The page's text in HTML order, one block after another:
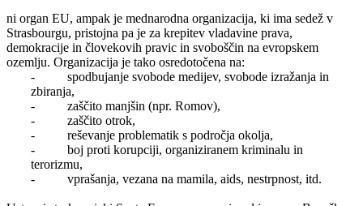
ni organ EU, ampak je mednarodna organizacija, ki ima sedež v
Strasbourgu, pristojna pa je za krepitev vladavine prava,
demokracije in človekovih pravic in svoboščin na evropskem
ozemlju. Organizacija je tako osredotočena na:
- spodbujanje svobode medijev, svobode izražanja in
zbiranja,
- zaščito manjšin (npr. Romov),
- zaščito otrok,
- reševanje problematik s področja okolja,
- boj proti korupciji, organiziranem kriminalu in
terorizmu,
- vprašanja, vezana na mamila, aids, nestrpnost, itd.